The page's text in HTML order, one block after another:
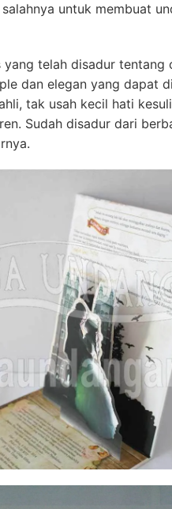
untuk membuat
telah disadur tentang
dan elegan yang dapat
tak usah kecil hati
Sudah disadur dari